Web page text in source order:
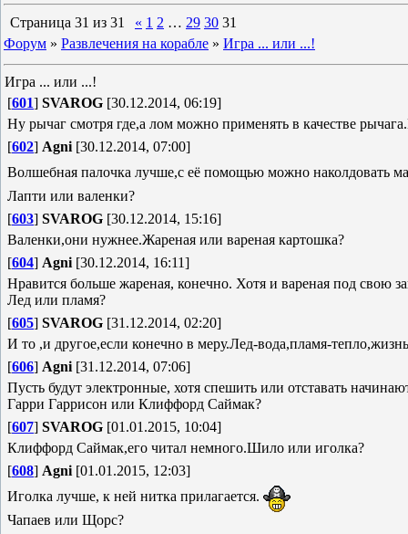
Страница 31 из 31 « 1 2 … 29 30 31
Форум » Развлечения на корабле » Игра ... или ...!
Игра ... или ...!
[601] SVAROG [30.12.2014, 06:19]
Ну рычаг смотря где,а лом можно применять в качестве
[602] Agni [30.12.2014, 07:00]
Волшебная палочка лучше,с её помощью можно наколдовать
Лапти или валенки?
[603] SVAROG [30.12.2014, 15:16]
Валенки,они нужнее.Жареная или вареная картошка?
[604] Agni [30.12.2014, 16:11]
Нравится больше жареная, конечно. Хотя и вареная под свою
Лед или пламя?
[605] SVAROG [31.12.2014, 02:20]
И то ,и другое,если конечно в меру.Лед-вода,пламя-
[606] Agni [31.12.2014, 07:06]
Пусть будут электронные, хотя спешить или отставать
Гарри Гаррисон или Клиффорд Саймак?
[607] SVAROG [01.01.2015, 10:04]
Клиффорд Саймак,его читал немного.Шило или иголка?
[608] Agni [01.01.2015, 12:03]
Иголка лучше, к ней нитка прилагается.
Чапаев или Щорс?